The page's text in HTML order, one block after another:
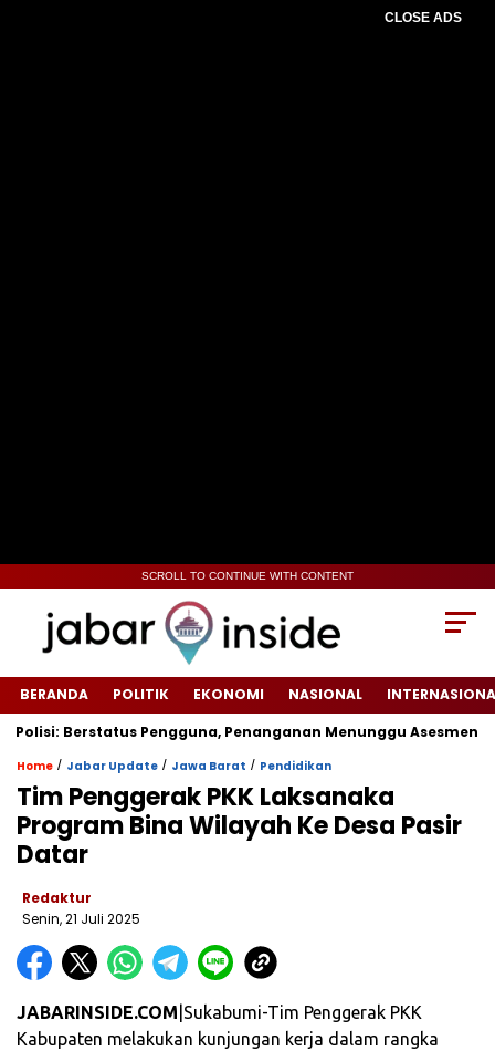
CLOSE ADS
SCROLL TO CONTINUE WITH CONTENT
BERANDA POLITIK EKONOMI NASIONAL
Berstatus Pengguna, Penanganan Menunggu Asesmen
Home / Jabar Update / Jawa Barat / Pendidikan
Tim Penggerak PKK Laksanaka
Program Bina Wilayah Ke Desa Pasir
Datar
Redaktur
Senin, 21 Juli 2025
JABARINSIDE.COM |Sukabumi-Tim Penggerak PKK
Kabupaten melakukan kunjungan kerja dalam rangka